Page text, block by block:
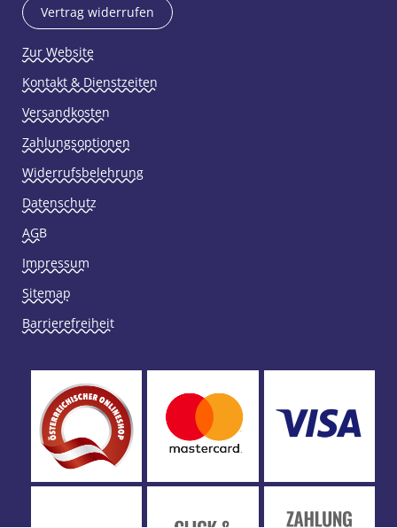
Vertrag widerrufen
Zur Website
Kontakt & Dienstzeiten
Versandkosten
Zahlungsoptionen
Widerrufsbelehrung
Datenschutz
AGB
Impressum
Sitemap
Barrierefreiheit